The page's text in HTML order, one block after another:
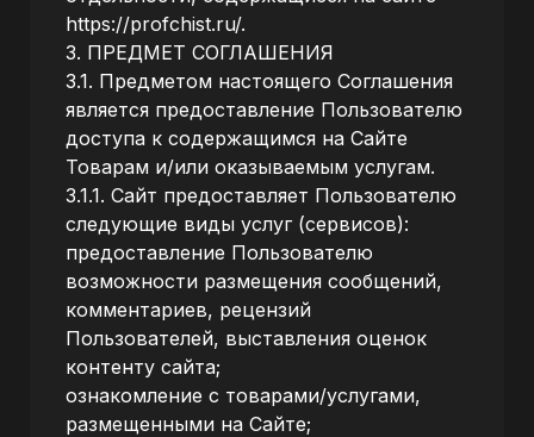
https://profchist.ru/.
3. ПРЕДМЕТ СОГЛАШЕНИЯ
3.1. Предметом настоящего Соглашения
является предоставление Пользователю
доступа к содержащимся на Сайте
Товарам и/или оказываемым услугам.
3.1.1. Сайт предоставляет Пользователю
следующие виды услуг (сервисов):
предоставление Пользователю
возможности размещения сообщений,
комментариев, рецензий
Пользователей, выставления оценок
контенту сайта;
ознакомление с товарами/услугами,
размещенными на Сайте;